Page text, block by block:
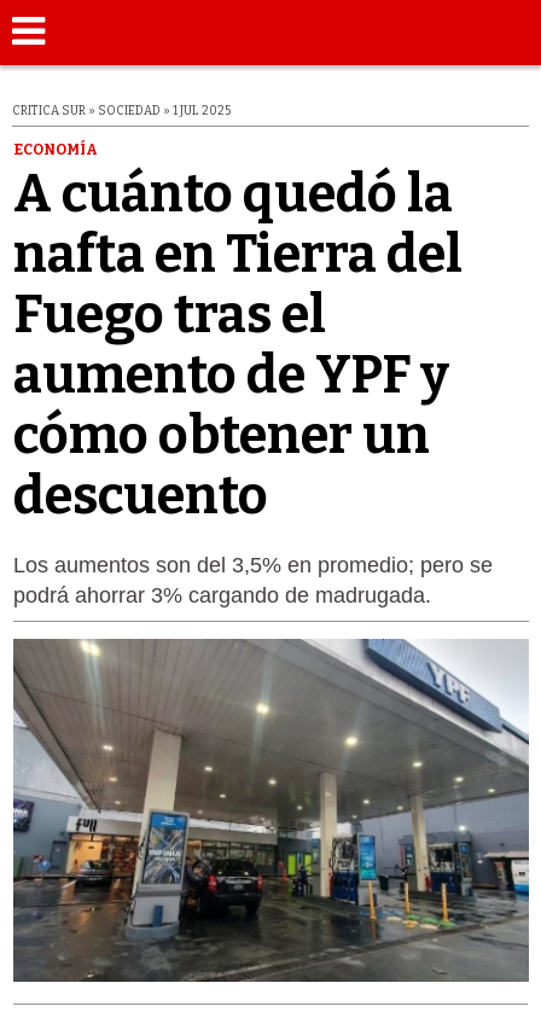
CRITICA SUR » SOCIEDAD » 1 JUL 2025
ECONOMÍA
A cuánto quedó la
nafta en Tierra del
Fuego tras el
aumento de YPF y
cómo obtener un
descuento
Los aumentos son del 3,5% en promedio; pero se
podrá ahorrar 3% cargando de madrugada.